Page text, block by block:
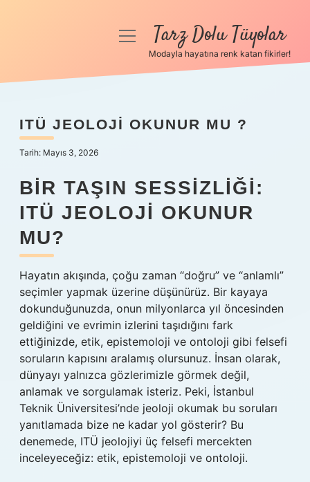
Anasayfa
Yasal Uyarı
Hakkımızda
menüyüTarz Dolu Tüyolar
Modayla hayatına renk katan fikirler!
ITÜ JEOLOJI OKUNUR MU ?
Tarih: Mayıs 3, 2026
BIR TAŞIN SESSIZLIĞI:
ITÜ JEOLOJI OKUNUR
MU?
Hayatın akışında, çoğu zaman “doğru” ve “anlamlı”
seçimler yapmak üzerine düşünürüz. Bir kayaya
dokunduğunuzda, onun milyonlarca yıl öncesinden
geldiğini ve evrimin izlerini taşıdığını fark
ettiğinizde, etik, epistemoloji ve ontoloji gibi felsefi
soruların kapısını aralamış olursunuz. İnsan olarak,
dünyayı yalnızca gözlerimizle görmek değil,
anlamak ve sorgulamak isteriz. Peki, İstanbul
Teknik Üniversitesi’nde jeoloji okumak bu soruları
yanıtlamada bize ne kadar yol gösterir? Bu
denemede, ITÜ jeolojiyi üç felsefi mercekten
inceleyeceğiz: etik, epistemoloji ve ontoloji.